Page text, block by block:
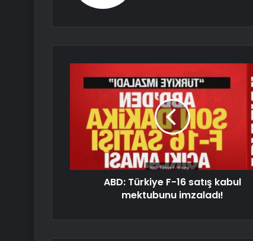
ABD: Türkiye F-16 satış kabul
mektubunu imzaladı!